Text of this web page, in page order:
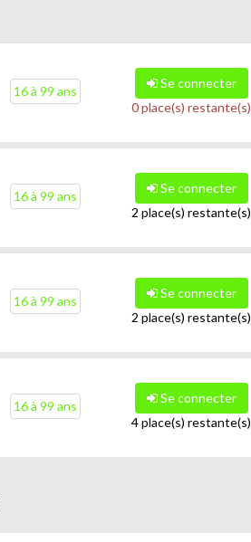
16 à 99 ans
Se connecter
0 place(s) restante(s)
16 à 99 ans
Se connecter
2 place(s) restante(s)
16 à 99 ans
Se connecter
2 place(s) restante(s)
16 à 99 ans
Se connecter
4 place(s) restante(s)